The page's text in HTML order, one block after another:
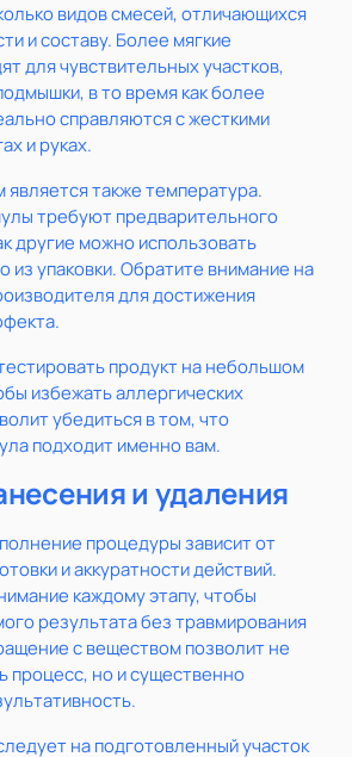
видов смесей, отличающихся
и составу. Более мягкие
для чувствительных участков,
в то время как более
справляются с жесткими
и руках.
также температура.
требуют предварительного
другие можно использовать
из упаковки. Обратите внимание на
для достижения
продукт на небольшом
избежать аллергических
убедиться в том, что
подходит именно вам.
и удаления
процедуры зависит от
и аккуратности действий.
каждому этапу, чтобы
результата без травмирования
с веществом позволит не
процесс, но и существенно
на подготовленный участок